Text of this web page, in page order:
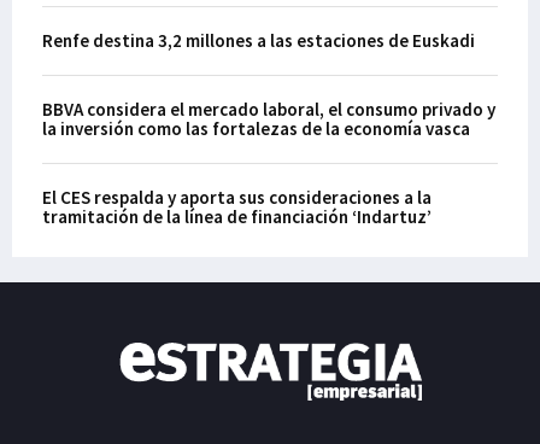
Renfe destina 3,2 millones a las estaciones de Euskadi
BBVA considera el mercado laboral, el consumo privado y
la inversión como las fortalezas de la economía vasca
El CES respalda y aporta sus consideraciones a la
tramitación de la línea de financiación ‘Indartuz’